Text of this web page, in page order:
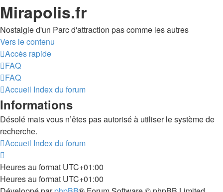
Mirapolis.fr
Nostalgie d'un Parc d'attraction pas comme les autres
Vers le contenu
Accès rapide
FAQ
FAQ
Accueil Index du forum
Informations
Désolé mais vous n’êtes pas autorisé à utiliser le système de
recherche.
Accueil Index du forum
Heures au format UTC+01:00
Heures au format UTC+01:00